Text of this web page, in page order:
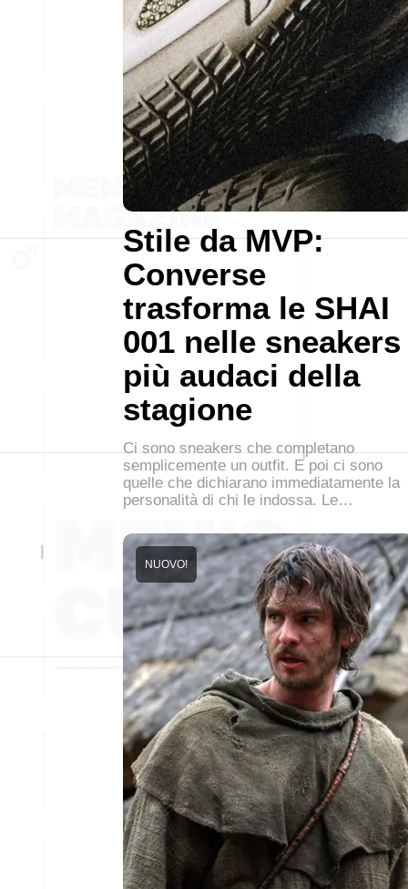
Stile da MVP:
Converse
trasforma le SHAI
001 nelle sneakers
più audaci della
stagione
Ci sono sneakers che completano
semplicemente un outfit. E poi ci sono
quelle che dichiarano immediatamente la
personalità di chi le indossa. Le…
NUOVO!